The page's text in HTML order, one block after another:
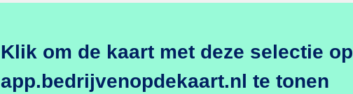
Klik om de kaart met deze selectie op
app.bedrijvenopdekaart.nl te tonen